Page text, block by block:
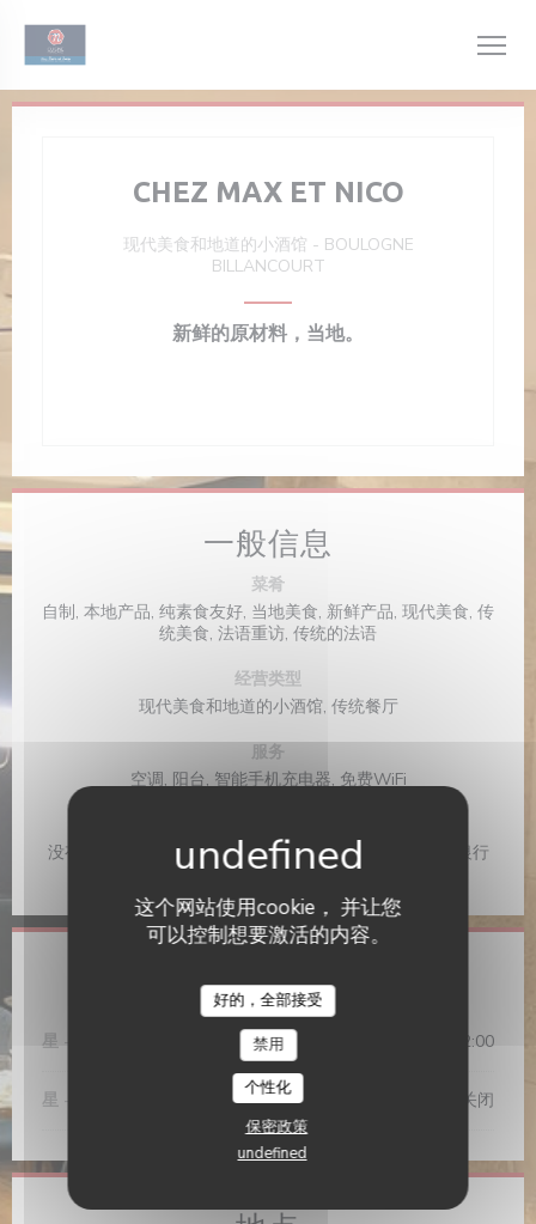
这个网站使用cookie， 并让您
可以控制想要激活的内容。
好的，全部接受
禁用
个性化
保密政策
undefined
CHEZ MAX ET NICO
现代美食和地道的小酒馆 - BOULOGNE
BILLANCOURT
新鲜的原材料，当地。
一般信息
菜肴
自制, 本地产品, 纯素食友好, 当地美食, 新鲜产品, 现代美食, 传
统美食, 法语重访, 传统的法语
经营类型
现代美食和地道的小酒馆, 传统餐厅
服务
空调, 阳台, 智能手机充电器, 免费WiFi
没有联系, Apple Pay, 采购订单, Paiement Sans联系人, 银行
转帐, 现金, 检查, 欧洲卡/万事达卡, 签证, 借记卡
营业时间
星 - 12:00 - 14:15 19:00 - 22:00
星 - 关闭